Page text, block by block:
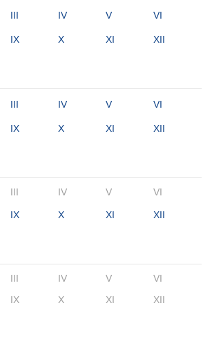
III IV V VI
IX X XI XII
III IV V VI
IX X XI XII
III IV V VI
IX X XI XII
III IV V
VI
IX X XI XII